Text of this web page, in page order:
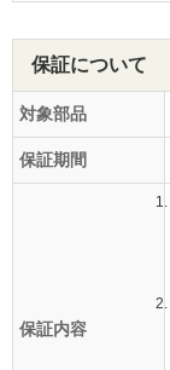
保証について
対象部品
保証期間
保証内容